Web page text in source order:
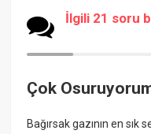
İlgili 21 soru
Çok
Bağırsak gazının en sık